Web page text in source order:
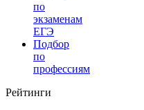
по
экзаменам
ЕГЭ
Подбор
по
профессиям
Рейтинги